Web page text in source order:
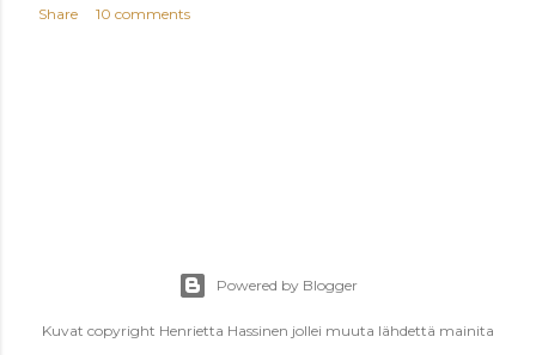
Share 10 comments
Powered by Blogger
Kuvat copyright Henrietta Hassinen jollei muuta lähdettä mainita